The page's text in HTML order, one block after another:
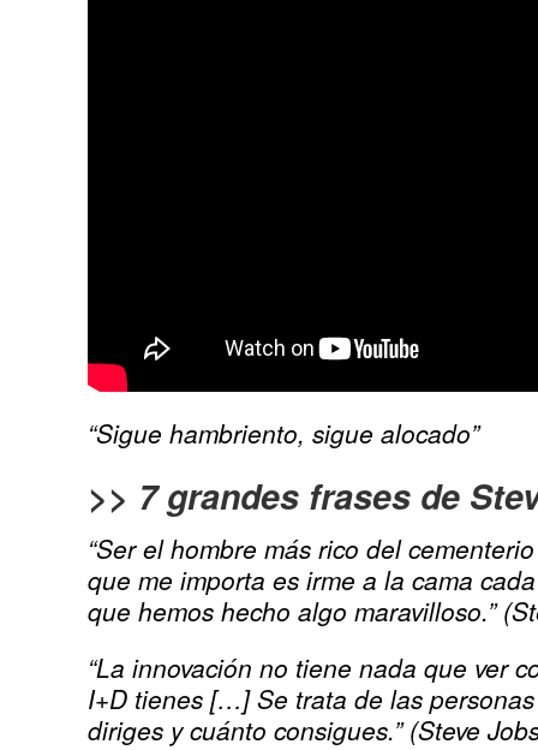
“Sigue hambriento, sigue alocado”
>> 7 grandes frases de
“Ser el hombre más rico del
que me importa es irme a la cama
que hemos hecho algo maravilloso.”
“La innovación no tiene nada que ver
I+D tienes […] Se trata de las
diriges y cuánto consigues.” (Steve